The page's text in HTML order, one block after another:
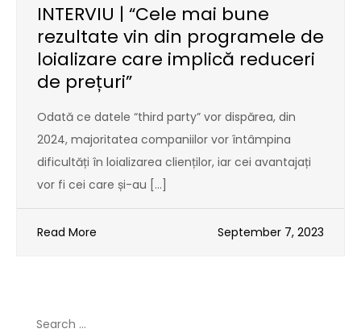
INTERVIU | “Cele mai bune
rezultate vin din programele de
loializare care implică reduceri
de prețuri”
Odată ce datele “third party” vor dispărea, din
2024, majoritatea companiilor vor întâmpina
dificultăți în loializarea clienților, iar cei avantajați
vor fi cei care și-au […]
Read More September 7, 2023